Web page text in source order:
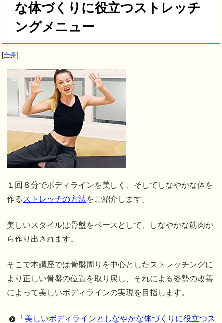
な体づくりに役立つストレッチ
ングメニュー
[全身]
１回８分でボディラインを美しく、そしてしなやかな体を
作る ストレッチの方法をご紹介します。
美しいスタイルは骨盤をベースとして、しなやかな筋肉か
ら作り出されます。
そこで本講座では骨盤周りを中心としたストレッチングに
より正しい骨盤の位置を取り戻し、それによる姿勢の改善
によって美しいボディラインの実現を目指します。
「美しいボディラインとしなやかな体づくりに役立つス